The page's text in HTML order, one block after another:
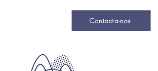
Contacta-nos